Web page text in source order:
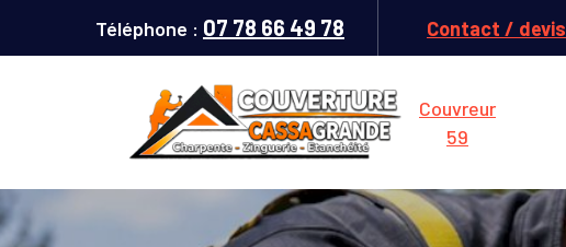
Téléphone : 07 78 66 49 78 Contact / devis
Couvreur
59